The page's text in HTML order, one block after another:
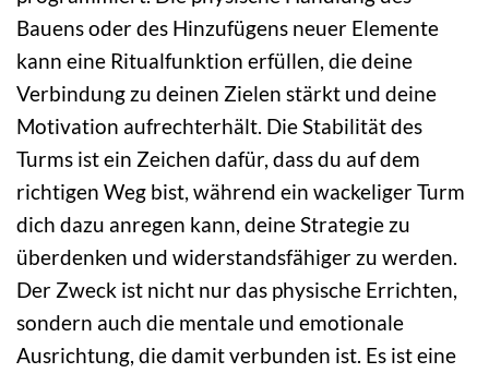
Bauens oder des Hinzufügens neuer Elemente
kann eine Ritualfunktion erfüllen, die deine
Verbindung zu deinen Zielen stärkt und deine
Motivation aufrechterhält. Die Stabilität des
Turms ist ein Zeichen dafür, dass du auf dem
richtigen Weg bist, während ein wackeliger Turm
dich dazu anregen kann, deine Strategie zu
überdenken und widerstandsfähiger zu werden.
Der Zweck ist nicht nur das physische Errichten,
sondern auch die mentale und emotionale
Ausrichtung, die damit verbunden ist. Es ist eine